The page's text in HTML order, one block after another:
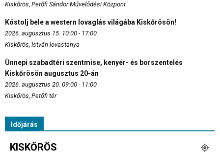
Kiskőrös, Petőfi Sándor Művelődési Központ
Kóstolj bele a western lovaglás világába Kiskőrösön!
2026. augusztus 15. 10:00 - 17:00
Kiskőrös, István lovastanya
Ünnepi szabadtéri szentmise, kenyér- és borszentelés
Kiskőrösön augusztus 20-án
2026. augusztus 20. 09:00 - 11:00
Kiskőrös, Petőfi tér
Időjárás
KISKŐRÖS